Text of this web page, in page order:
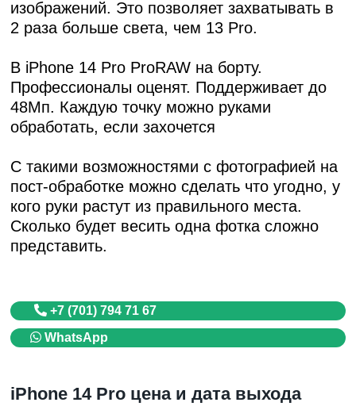
изображений. Это позволяет захватывать в
2 раза больше света, чем 13 Pro.
В iPhone 14 Pro ProRAW на борту.
Профессионалы оценят. Поддерживает до
48Мп. Каждую точку можно руками
обработать, если захочется
С такими возможностями с фотографией на
пост-обработке можно сделать что угодно, у
кого руки растут из правильного места.
Сколько будет весить одна фотка сложно
представить.
+7 (701) 794 71 67
WhatsApp
iPhone 14 Pro цена и дата выхода